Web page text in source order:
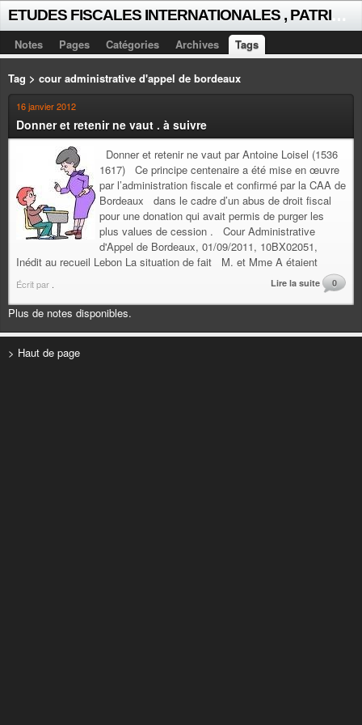
Notes Pages Catégories Archives Tags
Tag > cour administrative d'appel de bordeaux
16 janvier 2012
Donner et retenir ne vaut . à suivre
Donner et retenir ne vaut par Antoine Loisel (1536
1617) Ce principe centenaire a été mise en œuvre
par l’administration fiscale et confirmé par la CAA de
Bordeaux dans le cadre d’un abus de droit fiscal
pour une donation qui avait permis de purger les
plus values de cession . Cour Administrative
d'Appel de Bordeaux, 01/09/2011, 10BX02051,
Inédit au recueil Lebon La situation de fait M. et Mme A étaient
Écrit par Lire la suite 0
Plus de notes disponibles.
> Haut de page